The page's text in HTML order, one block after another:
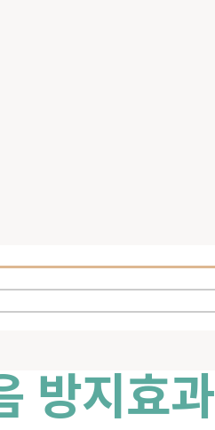
방지효과